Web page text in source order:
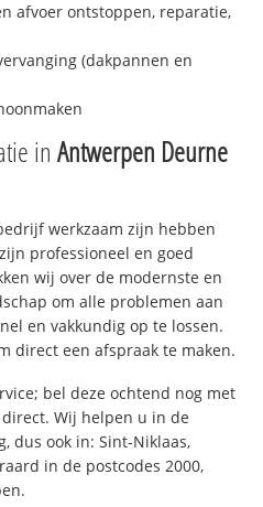
afvoer ontstoppen, reparatie,
(dakpannen en
inAntwerpen Deurne
werkzaam zijn hebben
professioneel en goed
wij over de modernste en
om alle problemen aan
en vakkundig op te lossen.
direct een afspraak te maken.
bel deze ochtend nog met
Wij helpen u in de
dus ook in: Sint-Niklaas,
in de postcodes 2000,